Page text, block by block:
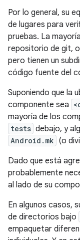
Por lo general, su
de lugares para
pruebas. La
repositorio de git,
pero tienen un
código fuente del
Suponiendo que la
componente sea
mayoría de los
tests debajo, y
Android.mk (o
Dado que está
probablemente
al lado de su
En algunos casos,
de directorios bajo
empaquetar